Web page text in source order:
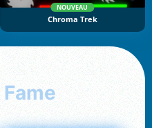
NOUVEAU
Chroma Trek
Fame